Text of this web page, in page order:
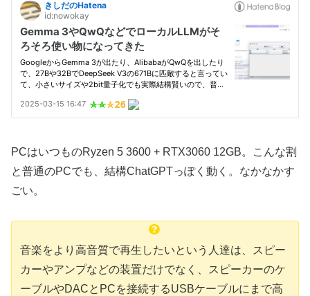
PCはいつものRyzen 5 3600 + RTX3060 12GB。こんな割
と普通のPCでも、結構ChatGPTっぽく動く。なかなかす
ごい。
音楽をより高音質で再生したいという人達は、スピー
カーやアンプなどの装置だけでなく、スピーカーのケ
ーブルやDACとPCを接続するUSBケーブルにまで高